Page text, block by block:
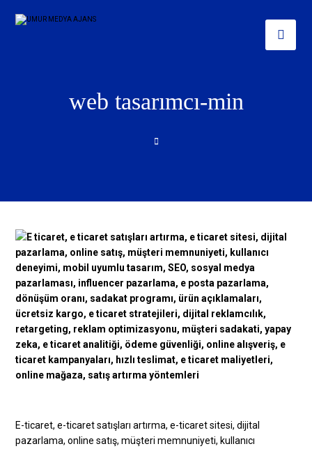
web tasarımcı-min
E-ticaret, e-ticaret satışları artırma, e-ticaret sitesi, dijital
pazarlama, online satış, müşteri memnuniyeti, kullanıcı